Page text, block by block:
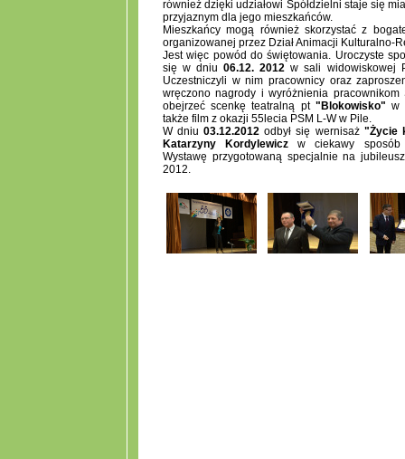
również dzięki udziałowi Spółdzielni staje się
przyjaznym dla jego mieszkańców.
Mieszkańcy mogą również skorzystać z
organizowanej przez Dział Animacji Kulturalno-
Jest więc powód do świętowania. Uroczyste
się w dniu06.12. 2012 w sali widowiskowej
Uczestniczyli w nim pracownicy oraz
wręczono nagrody i wyróżnienia pracownikom
obejrzeć scenkę teatralną pt "Blokowisko" w
także film z okazji 55lecia PSM L-W w Pile.
W dniu03.12.2012 odbył się wernisaż "Życie
Katarzyny Kordylewicz w ciekawy sposób
Wystawę przygotowaną specjalnie na
2012.